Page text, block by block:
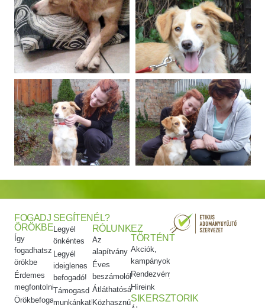
FOGADJ
ÖRÖKBE
Így
fogadhatsz
örökbe
Érdemes
megfontolni
Örökbefogadói
SEGÍTENÉL?
Legyél
önkéntes
Legyél
ideiglenes
befogadó!
Támogasd
munkánkat!
RÓLUNK
Az
alapítvány
Éves
beszámolók
Átláthatóság
Közhasznúsági
EZ
TÖRTÉNT
Akciók,
kampányok
Rendezvényeink
Híreink
SIKERSZTORIK